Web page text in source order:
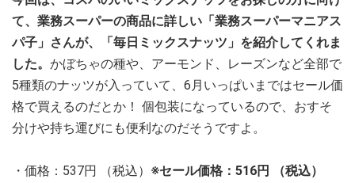
て、業務スーパーの商品に詳しい「業務スーパーマニアス
パ子」さんが、「毎日ミックスナッツ」を紹介してくれま
した。 かぼちゃの種や、アーモンド、レーズンなど全部で
5種類のナッツが入っていて、6月いっぱいまではセール価
格で買えるのだとか！ 個包装になっているので、おすそ
分けや持ち運びにも便利なのだそうですよ。
・価格：537円 （税込） ※セール価格：516円 （税込）